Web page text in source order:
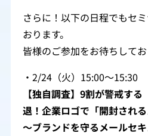
さらに！以下の日程でもセ
おります。
皆様のご参加をお待ちしてお
・2/24（火）15:00～15:30
【独自調査】9割が警戒す
退！企業ロゴで「開封され
～ブランドを守るメールセ